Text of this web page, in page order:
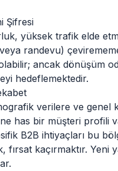
Şifresi
yüksek trafik elde
randevu)
ancak dönüşüm
hedeflemektedir.
verilere ve genel
has bir müşteri profili
B2B ihtiyaçları bu
kaçırmaktır. Yeni